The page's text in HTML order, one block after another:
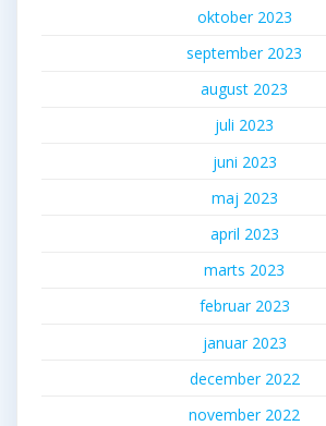
oktober 2023
september 2023
august 2023
juli 2023
juni 2023
maj 2023
april 2023
marts 2023
februar 2023
januar 2023
december 2022
november 2022